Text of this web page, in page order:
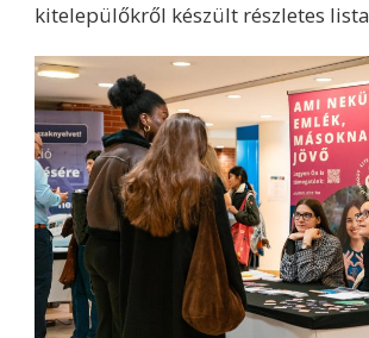
kitelepülőkről készült részletes lista